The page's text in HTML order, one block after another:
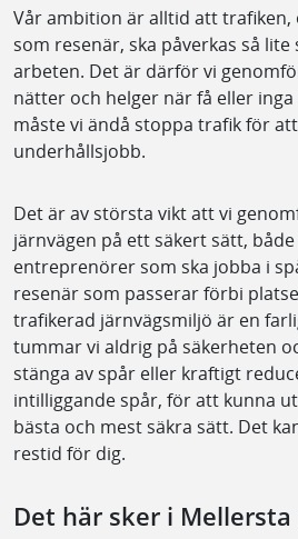
Vår ambition är alltid att trafiken,
som resenär, ska påverkas så
arbeten. Det är därför vi
nätter och helger när få eller
måste vi ändå stoppa trafik för
underhållsjobb.
Det är av största vikt att vi
järnvägen på ett säkert sätt,
entreprenörer som ska jobba i
resenär som passerar förbi
trafikerad järnvägsmiljö är en
tummar vi aldrig på säkerheten
stänga av spår eller kraftigt
intilliggande spår, för att kunna
bästa och mest säkra sätt. Det
restid för dig.
Det här sker i